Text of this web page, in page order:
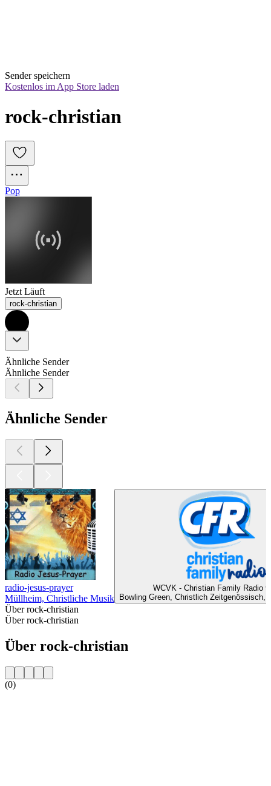
Sender speichern
Kostenlos im App Store laden
rock-christian
Pop
Jetzt Läuft
rock-christian
Ähnliche Sender
Ähnliche Sender
Ähnliche Sender
radio-jesus-prayer
Müllheim, Christliche Musik
WCVK - Christian Family Radio
Bowling Green, Christlich Zeitgenössisch,
Über rock-christian
Über rock-christian
Über rock-christian
(0)